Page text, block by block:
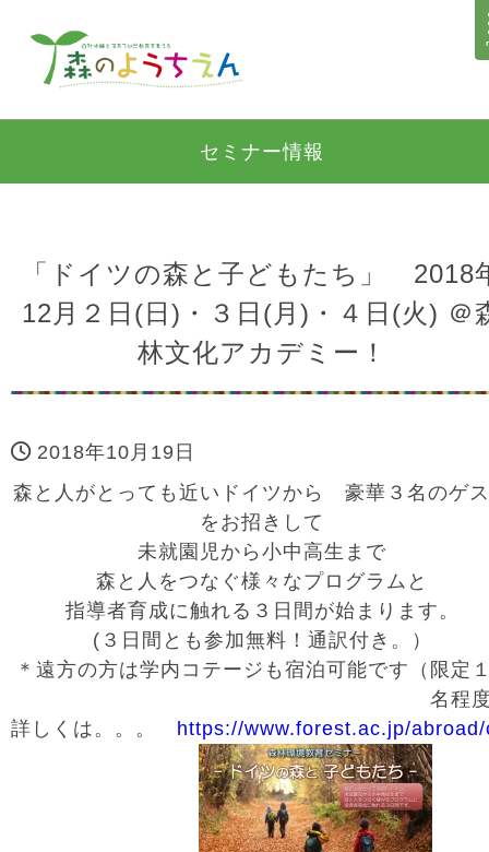
セミナー情報
「ドイツの森と子どもたち」 2018
12月２日(日)・３日(月)・４日(火) ＠
林文化アカデミー！
2018年10月19日
森と人がとっても近いドイツから 豪華３名のゲ
をお招きして
未就園児から小中高生まで
森と人をつなぐ様々なプログラムと
指導者育成に触れる３日間が始まります。
(３日間とも参加無料！通訳付き。）
＊遠方の方は学内コテージも宿泊可能です（限定
名程
詳しくは。。。 https://www.forest.ac.jp/